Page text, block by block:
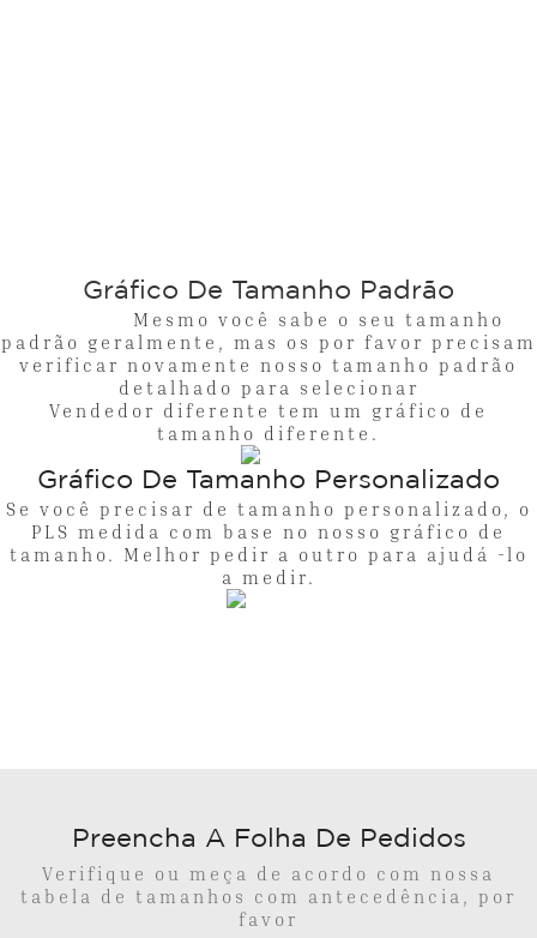
Gráfico De Tamanho Padrão
Mesmo você sabe o seu tamanho
padrão geralmente, mas os por favor precisam
verificar novamente nosso tamanho padrão
detalhado para selecionar
Vendedor diferente tem um gráfico de
tamanho diferente.
Gráfico De Tamanho Personalizado
Se você precisar de tamanho personalizado, o
PLS medida com base no nosso gráfico de
tamanho. Melhor pedir a outro para ajudá -lo
a medir.
Preencha A Folha De Pedidos
Verifique ou meça de acordo com nossa
tabela de tamanhos com antecedência, por
favor